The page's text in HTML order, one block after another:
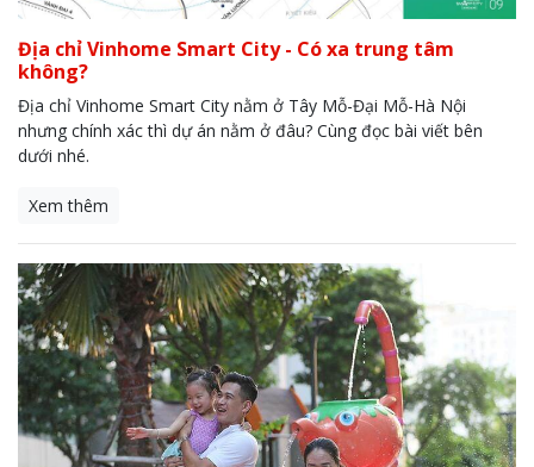
Địa chỉ Vinhome Smart City - Có xa trung tâm
không?
Địa chỉ Vinhome Smart City nằm ở Tây Mỗ-Đại Mỗ-Hà Nội
nhưng chính xác thì dự án nằm ở đâu? Cùng đọc bài viết bên
dưới nhé.
Xem thêm